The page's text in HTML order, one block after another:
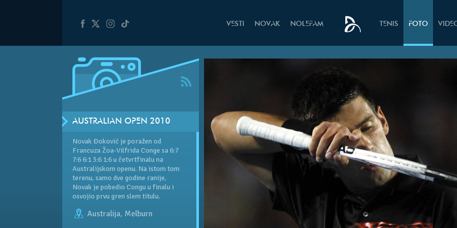
VESTI NOVAK NOLEFAM TENIS FOTO
AUSTRALIAN OPEN 2010
Novak Đoković je poražen od
Francuza Žoa-Vilfrida Conge sa 6:7
7:6 6:1 3:6 1:6 u četvrtfinalu na
Australijskom openu. Na istom tom
terenu, samo dve godine ranije,
Novak je pobedio Congu u finalu i
osvojio prvu gren slem titulu.
Australija, Melburn